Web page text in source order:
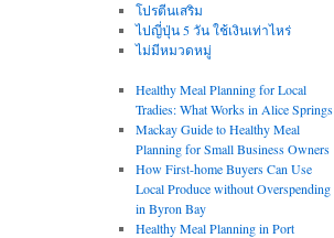
โปรตีนเสริม
ไปญี่ปุ่น 5 วัน ใช้เงินเท่าไหร่
ไม่มีหมวดหมู่
Healthy Meal Planning for Local
Tradies: What Works in Alice Springs
Mackay Guide to Healthy Meal
Planning for Small Business Owners
How First-home Buyers Can Use
Local Produce without Overspending
in Byron Bay
Healthy Meal Planning in Port